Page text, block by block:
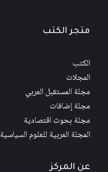
متجر الكتب
الكتب
المجلات
مجلة المستقبل العربي
مجلة إضافات
مجلة بحوث اقتصادية
المجلة العربية للعلوم السياسية
عن المركز